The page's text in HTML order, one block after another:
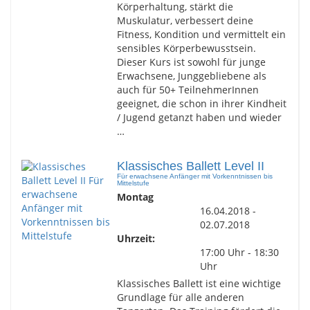
Körperhaltung, stärkt die
Muskulatur, verbessert deine
Fitness, Kondition und vermittelt ein
sensibles Körperbewusstsein.
Dieser Kurs ist sowohl für junge
Erwachsene, Junggebliebene als
auch für 50+ TeilnehmerInnen
geeignet, die schon in ihrer Kindheit
/ Jugend getanzt haben und wieder
…
Klassisches Ballett Level II
Für erwachsene Anfänger mit Vorkenntnissen bis
Mittelstufe
Montag
16.04.2018 -
02.07.2018
Uhrzeit:
17:00 Uhr - 18:30
Uhr
Klassisches Ballett ist eine wichtige
Grundlage für alle anderen